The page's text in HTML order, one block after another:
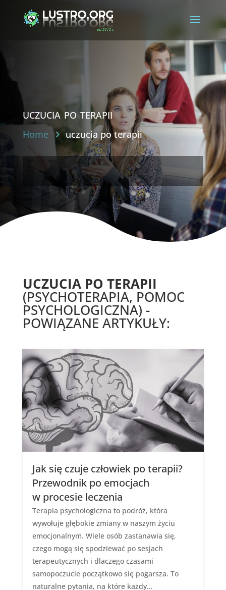
uczucia po terapii
Home uczucia po terapii
UCZUCIA PO TERAPII
(PSYCHOTERAPIA, POMOC
PSYCHOLOGICZNA) -
POWIĄZANE ARTYKUŁY:
Jak się czuje człowiek po terapii?
Przewodnik po emocjach
w procesie leczenia
Terapia psychologiczna to podróż, która
wywołuje głębokie zmiany w naszym życiu
emocjonalnym. Wiele osób zastanawia się,
czego mogą się spodziewać po sesjach
terapeutycznych i dlaczego czasami
samopoczucie początkowo się pogarsza. To
naturalne pytania, na które każdy...